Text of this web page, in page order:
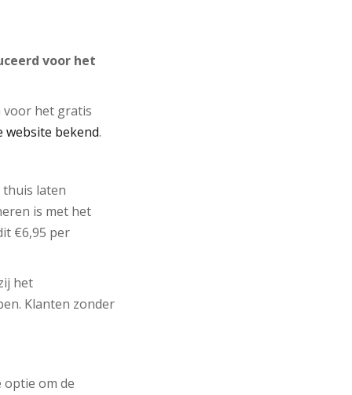
voor het
het gratis
website bekend.
laten
is met het
€6,95 per
het
Klanten zonder
om de